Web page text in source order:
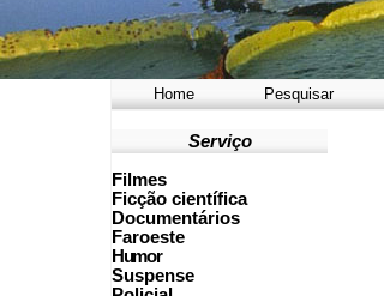
Home Pesquisar
Serviço
Filmes
Ficção científica
Documentários
Faroeste
Humor
Suspense